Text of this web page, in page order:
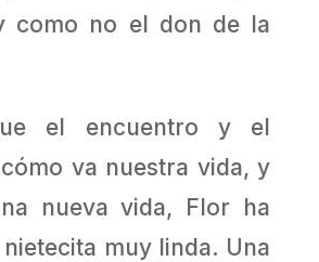
como no el don de la
el encuentro y el
va nuestra vida, y
nueva vida, Flor ha
muy linda. Una